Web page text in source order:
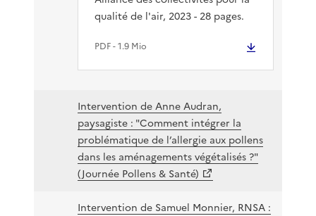
PDF- 1.9 Mio
qualité de l'air, 2023 - 28 pages.
Intervention de Anne Audran,
paysagiste : "Comment intégrer la
problématique de l’allergie aux pollens
dans les aménagements végétalisés ?"
(Journée Pollens & Santé)
Intervention de Samuel Monnier, RNSA :